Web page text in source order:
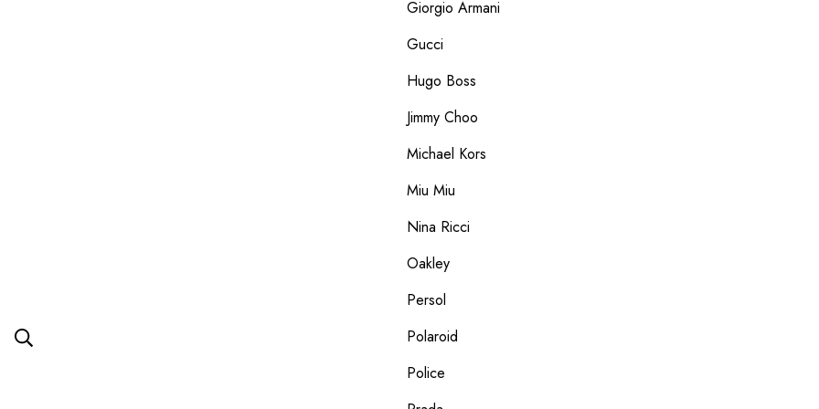
Giorgio Armani
Gucci
Hugo Boss
Jimmy Choo
Michael Kors
Miu Miu
Nina Ricci
Oakley
Persol
Polaroid
Police